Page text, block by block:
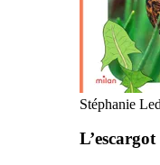
Stéphanie
L’escargot